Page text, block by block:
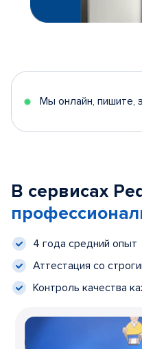
Мы онлайн, пишите,
В сервисах
4 года средний опыт
Аттестация со
Контроль качества